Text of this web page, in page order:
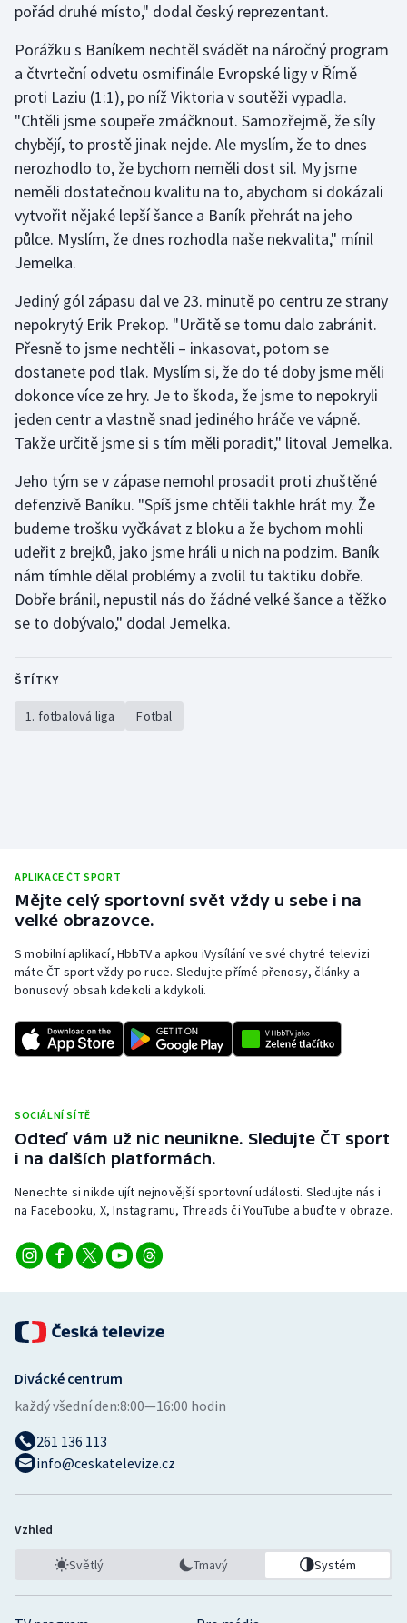
Olympijské hry
Parasport
Plavání
Plážový volejbal
Ragby
Rychlobruslení
Short track
Sportovní střelba
Stolní tenis
Veslování
Vodní slalom
Volejbal
Ostatní
pořád druhé místo," dodal český reprezentant.
Porážku s Baníkem nechtěl svádět na náročný program
a čtvrteční odvetu osmifinále Evropské ligy v Římě
proti Laziu (1:1), po níž Viktoria v soutěži vypadla.
"Chtěli jsme soupeře zmáčknout. Samozřejmě, že síly
chybějí, to prostě jinak nejde. Ale myslím, že to dnes
nerozhodlo to, že bychom neměli dost sil. My jsme
neměli dostatečnou kvalitu na to, abychom si dokázali
vytvořit nějaké lepší šance a Baník přehrát na jeho
půlce. Myslím, že dnes rozhodla naše nekvalita," mínil
Jemelka.
Jediný gól zápasu dal ve 23. minutě po centru ze strany
nepokrytý Erik Prekop. "Určitě se tomu dalo zabránit.
Přesně to jsme nechtěli – inkasovat, potom se
dostanete pod tlak. Myslím si, že do té doby jsme měli
dokonce více ze hry. Je to škoda, že jsme to nepokryli
jeden centr a vlastně snad jediného hráče ve vápně.
Takže určitě jsme si s tím měli poradit," litoval Jemelka.
Jeho tým se v zápase nemohl prosadit proti zhuštěné
defenzivě Baníku. "Spíš jsme chtěli takhle hrát my. Že
budeme trošku vyčkávat z bloku a že bychom mohli
udeřit z brejků, jako jsme hráli u nich na podzim. Baník
nám tímhle dělal problémy a zvolil tu taktiku dobře.
Dobře bránil, nepustil nás do žádné velké šance a těžko
se to dobývalo," dodal Jemelka.
ŠTÍTKY
1. fotbalová liga Fotbal
APLIKACE ČT SPORT
Mějte celý sportovní svět vždy u sebe i na
velké obrazovce.
S mobilní aplikací, HbbTV a apkou iVysílání ve své chytré televizi
máte ČT sport vždy po ruce. Sledujte přímé přenosy, články a
bonusový obsah kdekoli a kdykoli.
SOCIÁLNÍ SÍTĚ
Odteď vám už nic neunikne. Sledujte ČT sport
i na dalších platformách.
Nenechte si nikde ujít nejnovější sportovní události. Sledujte nás i
na Facebooku, X, Instagramu, Threads či YouTube a buďte v obraze.
Divácké centrum
každý všední den:8:00—16:00 hodin
261 136 113
info@ceskatelevize.cz
Vzhled
Světlý Tmavý Systém